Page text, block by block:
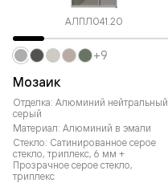
АЛПЛ041.20
Мозаик
Отделка: Алюминий нейтральный
серый
Материал: Алюминий в эмали
Стекло: Сатинированное серое
стекло, триплекс, 6 мм +
Прозрачное серое стекло,
триплекс
+9